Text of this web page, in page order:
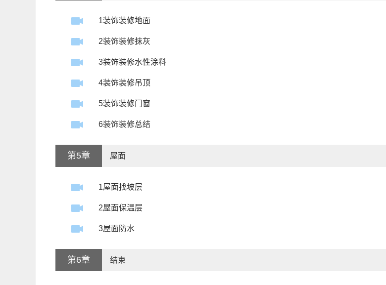
1装饰装修地面
2装饰装修抹灰
3装饰装修水性涂料
4装饰装修吊顶
5装饰装修门窗
6装饰装修总结
第5章 屋面
1屋面找坡层
2屋面保温层
3屋面防水
第6章 结束